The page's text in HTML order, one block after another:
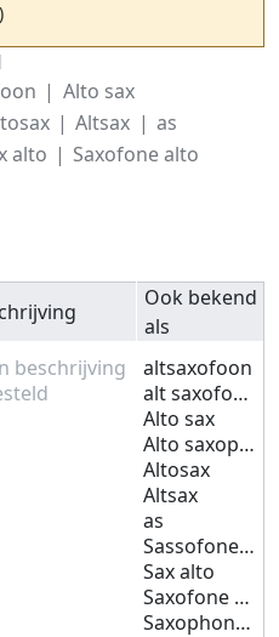
Alto sax
Altsax
as
alto
Saxofone alto
Ook bekend
als
beschrijving
altsaxofoon
alt saxofoon
Alto sax
Alto saxophone
Altosax
Altsax
as
Sassofone alto
Sax alto
Saxofone alto
Saxophone alto